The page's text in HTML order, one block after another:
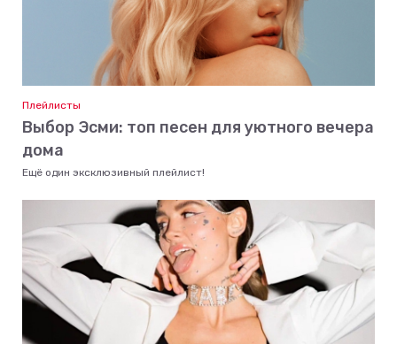
Плейлисты
Выбор Эсми: топ песен для уютного вечера
дома
Ещё один эксклюзивный плейлист!